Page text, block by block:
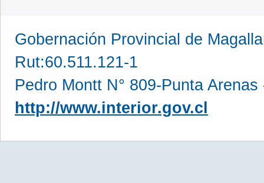
Gobernación Provincial de
Rut:60.511.121-1
Pedro Montt N° 809-Punta
http://www.interior.gov.cl